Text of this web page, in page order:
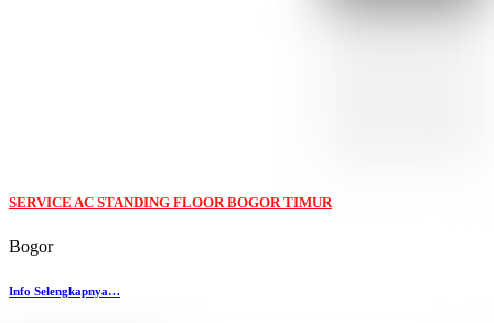
SERVICE AC STANDING FLOOR BOGOR TIMUR
Bogor
Info Selengkapnya…